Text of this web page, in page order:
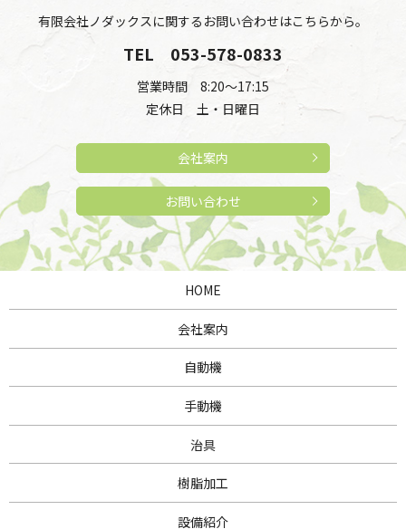
有限会社ノダックスに関するお問い合わせはこちらから。
TEL 053-578-0833
営業時間 8:20～17:15
定休日 土・日曜日
会社案内
お問い合わせ
HOME
会社案内
自動機
手動機
治具
樹脂加工
設備紹介